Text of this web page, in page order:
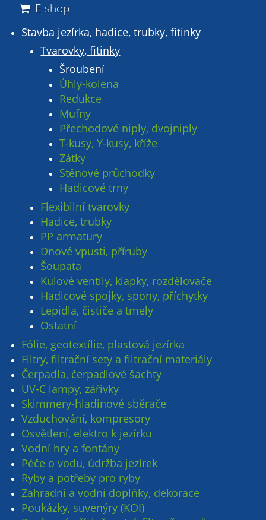
E-shop
Stavba jezírka, hadice, trubky, fitinky
Tvarovky, fitinky
Šroubení
Úhly-kolena
Redukce
Mufny
Přechodové niply, dvojniply
T-kusy, Y-kusy, kříže
Zátky
Stěnové průchodky
Hadicové trny
Flexibilní tvarovky
Hadice, trubky
PP armatury
Dnové vpusti, příruby
Šoupata
Kulové ventily, klapky, rozdělovače
Hadicové spojky, spony, příchytky
Lepidla, čističe a tmely
Ostatní
Fólie, geotextílie, plastová jezírka
Filtry, filtrační sety a filtrační materiály
Čerpadla, čerpadlové šachty
UV-C lampy, zářivky
Skimmery-hladinové sběrače
Vzduchování, kompresory
Osvětlení, elektro k jezírku
Vodní hry a fontány
Péče o vodu, údržba jezírek
Ryby a potřeby pro ryby
Zahradní a vodní doplňky, dekorace
Poukázky, suvenýry (KOI)